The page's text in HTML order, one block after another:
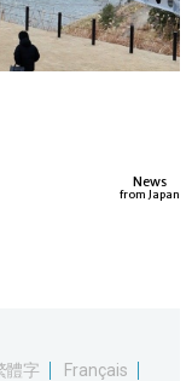
العربية
News
from Japan
體字
Français